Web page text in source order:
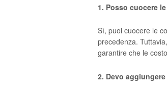
1. Posso cuocere
Sì, puoi cuocere le
precedenza.
garantire che le
2. Devo